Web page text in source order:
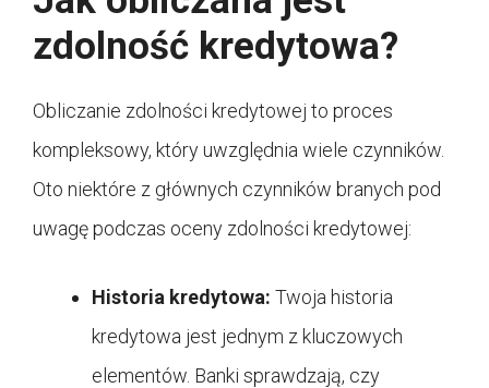
zdolność kredytowa?
Obliczanie zdolności kredytowej to proces
kompleksowy, który uwzględnia wiele czynników.
Oto niektóre z głównych czynników branych pod
uwagę podczas oceny zdolności kredytowej:
Historia kredytowa: Twoja historia
kredytowa jest jednym z kluczowych
elementów. Banki sprawdzają, czy